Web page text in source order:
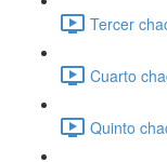
Tercer
Cuarto
Quinto